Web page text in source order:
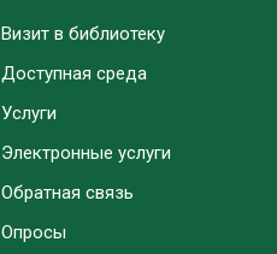
Визит в библиотеку
Доступная среда
Услуги
Электронные услуги
Обратная связь
Опросы